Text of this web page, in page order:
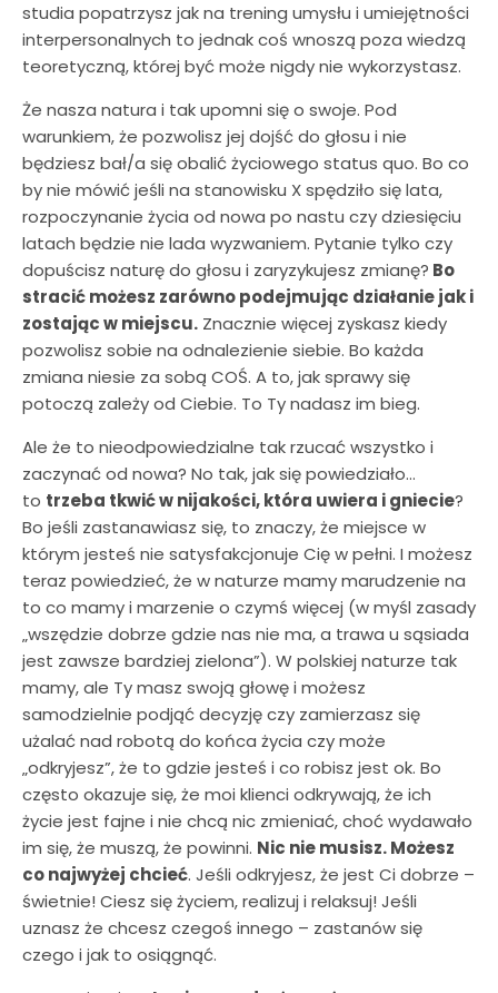
studia popatrzysz jak na trening umysłu i umiejętności
interpersonalnych to jednak coś wnoszą poza wiedzą
teoretyczną, której być może nigdy nie wykorzystasz.
Że nasza natura i tak upomni się o swoje. Pod
warunkiem, że pozwolisz jej dojść do głosu i nie
będziesz bał/a się obalić życiowego status quo. Bo co
by nie mówić jeśli na stanowisku X spędziło się lata,
rozpoczynanie życia od nowa po nastu czy dziesięciu
latach będzie nie lada wyzwaniem. Pytanie tylko czy
dopuścisz naturę do głosu i zaryzykujesz zmianę? Bo
stracić możesz zarówno podejmując działanie jak i
zostając w miejscu. Znacznie więcej zyskasz kiedy
pozwolisz sobie na odnalezienie siebie. Bo każda
zmiana niesie za sobą COŚ. A to, jak sprawy się
potoczą zależy od Ciebie. To Ty nadasz im bieg.
Ale że to nieodpowiedzialne tak rzucać wszystko i
zaczynać od nowa? No tak, jak się powiedziało…
to trzeba tkwić w nijakości, która uwiera i gniecie?
Bo jeśli zastanawiasz się, to znaczy, że miejsce w
którym jesteś nie satysfakcjonuje Cię w pełni. I możesz
teraz powiedzieć, że w naturze mamy marudzenie na
to co mamy i marzenie o czymś więcej (w myśl zasady
„wszędzie dobrze gdzie nas nie ma, a trawa u sąsiada
jest zawsze bardziej zielona”). W polskiej naturze tak
mamy, ale Ty masz swoją głowę i możesz
samodzielnie podjąć decyzję czy zamierzasz się
użalać nad robotą do końca życia czy może
„odkryjesz”, że to gdzie jesteś i co robisz jest ok. Bo
często okazuje się, że moi klienci odkrywają, że ich
życie jest fajne i nie chcą nic zmieniać, choć wydawało
im się, że muszą, że powinni. Nic nie musisz. Możesz
co najwyżej chcieć. Jeśli odkryjesz, że jest Ci dobrze –
świetnie! Ciesz się życiem, realizuj i relaksuj! Jeśli
uznasz że chcesz czegoś innego – zastanów się
czego i jak to osiągnąć.